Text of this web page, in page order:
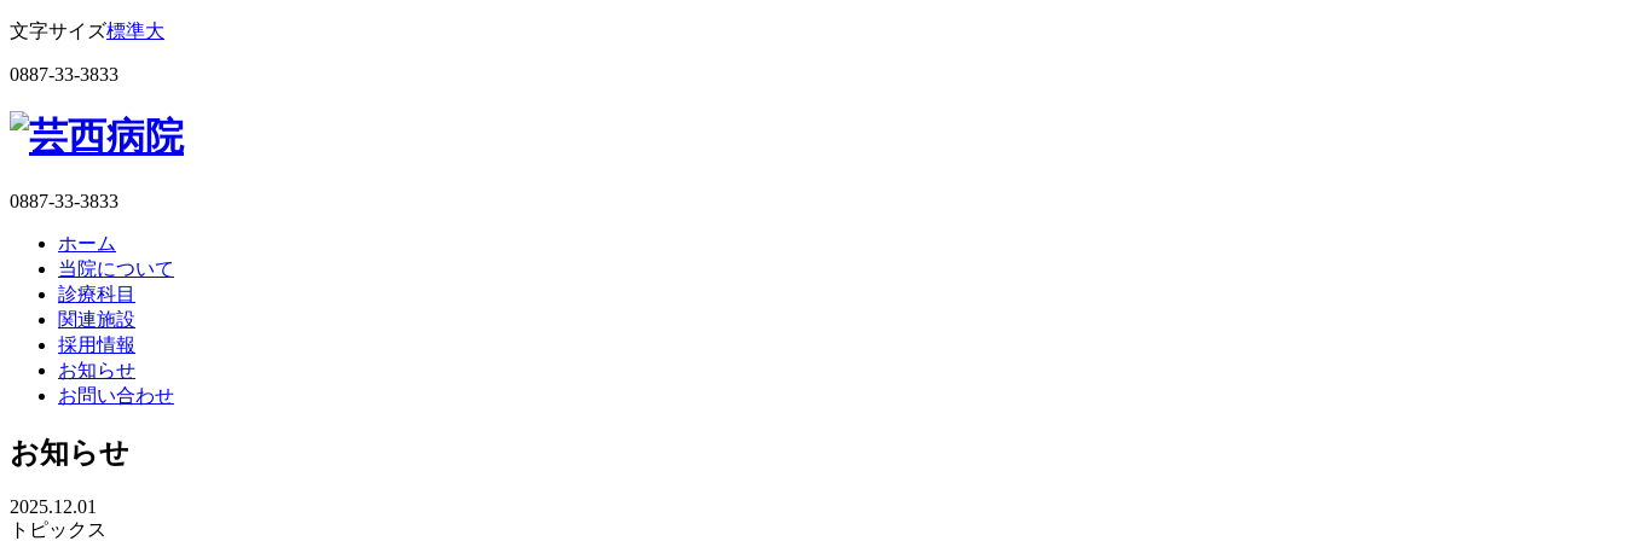
文字サイズ標準大
0887-33-3833
0887-33-3833
ホーム
当院について
診療科目
関連施設
採用情報
お知らせ
お問い合わせ
お知らせ
2025.12.01
トピックス